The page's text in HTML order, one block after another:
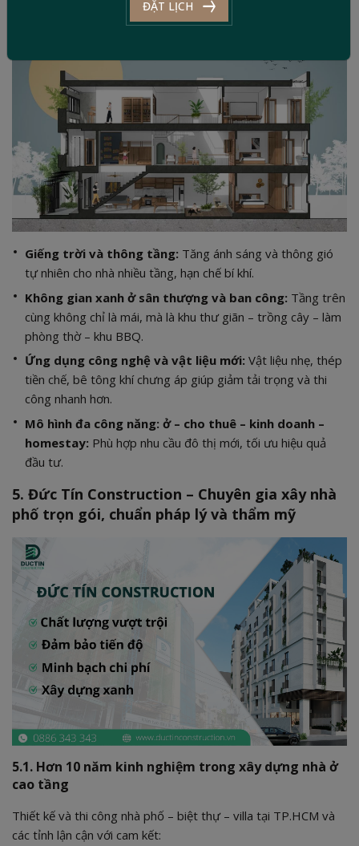
Giếng trời và thông tầng: Tăng ánh sáng và thông gió
tự nhiên cho nhà nhiều tầng, hạn chế bí khí.
Không gian xanh ở sân thượng và ban công: Tầng trên
cùng không chỉ là mái, mà là khu thư giãn – trồng cây – làm
phòng thờ – khu BBQ.
Ứng dụng công nghệ và vật liệu mới: Vật liệu nhẹ, thép
tiền chế, bê tông khí chưng áp giúp giảm tải trọng và thi
công nhanh hơn.
Mô hình đa công năng: ở – cho thuê – kinh doanh –
homestay: Phù hợp nhu cầu đô thị mới, tối ưu hiệu quả
đầu tư.
5. Đức Tín Construction – Chuyên gia xây nhà
phố trọn gói, chuẩn pháp lý và thẩm mỹ
5.1. Hơn 10 năm kinh nghiệm trong xây dựng nhà ở
cao tầng
Thiết kế và thi công nhà phố – biệt thự – villa tại TP.HCM và
các tỉnh lận cận với cam kết:
ĐẶT LỊCH